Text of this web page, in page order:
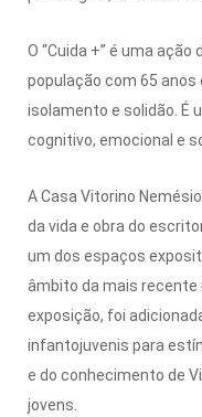
O “Cuida +” é uma
população com 65
isolamento e solidão. É
cognitivo, emocional e
A Casa Vitorino
da vida e obra do
um dos espaços
âmbito da mais recente
exposição, foi
infantojuvenis para
e do conhecimento de
jovens.